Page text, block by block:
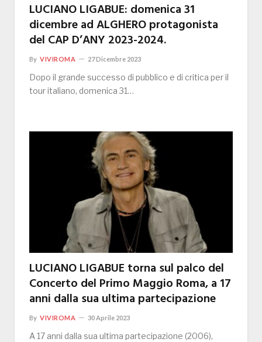
LUCIANO LIGABUE: domenica 31
dicembre ad ALGHERO protagonista
del CAP D’ANY 2023-2024.
By VIVIROMA 27 Dicembre 2023
Dopo il grande successo di pubblico e di critica per il
tour italiano, domenica 31…
LUCIANO LIGABUE torna sul palco del
Concerto del Primo Maggio Roma, a 17
anni dalla sua ultima partecipazione
By VIVIROMA 30 Aprile 2023
A 17 anni dalla sua ultima partecipazione (2006),